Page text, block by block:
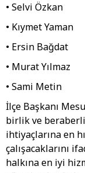
• Selvi Özkan
• Kıymet Yaman
• Ersin Bağdat
• Murat Yılmaz
• Sami Metin
İlçe Başkanı
birlik ve
ihtiyaçlarına en
çalışacaklarını
halkına en iyi